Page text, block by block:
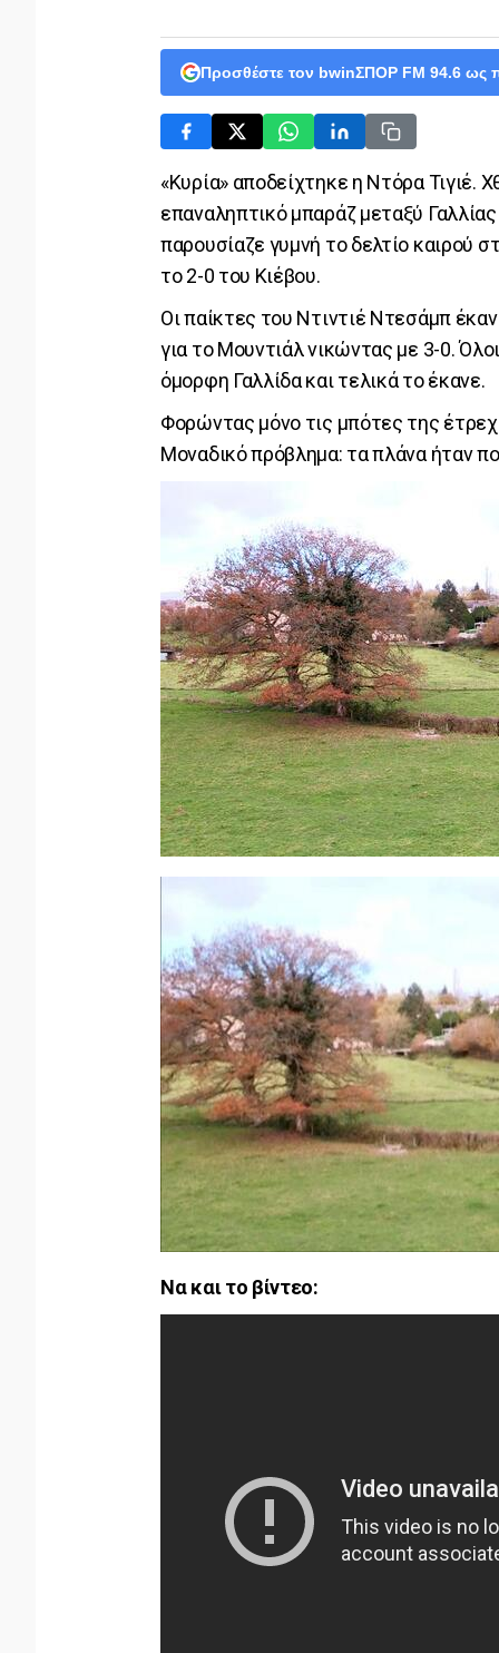
Προσθέστε τον bwinΣΠΟΡ FM 94.6 ως
«Κυρία» αποδείχτηκε η Ντόρα Τιγιέ.
επαναληπτικό μπαράζ μεταξύ
παρουσίαζε γυμνή το δελτίο καιρού
το 2-0 του Κιέβου.
Οι παίκτες του Ντιντιέ Ντεσάμπ
για το Μουντιάλ νικώντας με 3-0.
όμορφη Γαλλίδα και τελικά το έκανε.
Φορώντας μόνο τις μπότες της
Μοναδικό πρόβλημα: τα πλάνα ήταν
Nα και το βίντεο: